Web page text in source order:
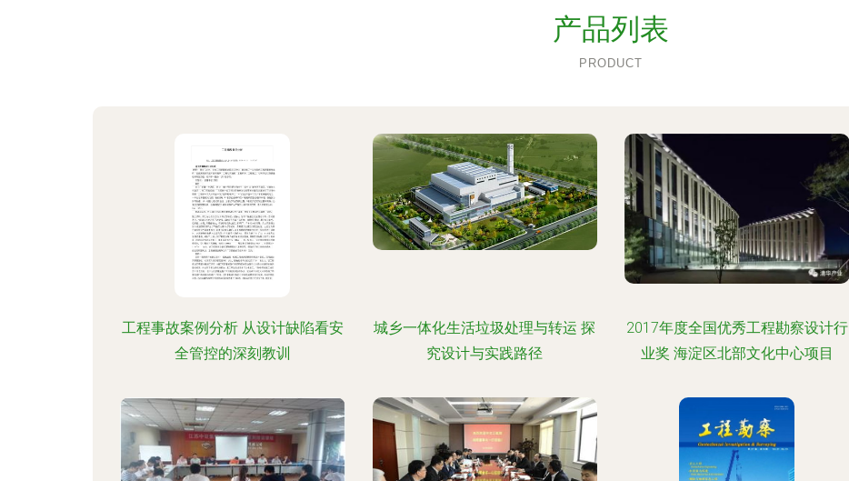
产品列表
PRODUCT
工程事故案例分析 从设计缺陷看安
全管控的深刻教训
城乡一体化生活垃圾处理与转运 探
究设计与实践路径
2017年度全国优秀工程勘察设计行
业奖 海淀区北部文化中心项目